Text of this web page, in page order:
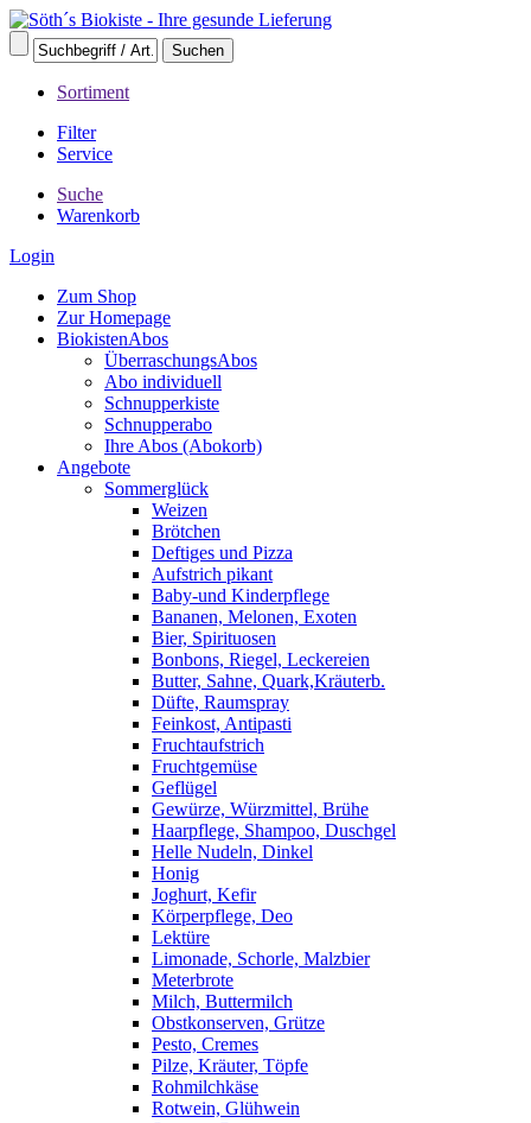
Sortiment
Filter
Service
Suche
Warenkorb
Login
Zum Shop
Zur Homepage
BiokistenAbos
ÜberraschungsAbos
Abo individuell
Schnupperkiste
Schnupperabo
Ihre Abos (Abokorb)
Angebote
Sommerglück
Weizen
Brötchen
Deftiges und Pizza
Aufstrich pikant
Baby-und Kinderpflege
Bananen, Melonen, Exoten
Bier, Spirituosen
Bonbons, Riegel, Leckereien
Butter, Sahne, Quark,Kräuterb.
Düfte, Raumspray
Feinkost, Antipasti
Fruchtaufstrich
Fruchtgemüse
Geflügel
Gewürze, Würzmittel, Brühe
Haarpflege, Shampoo, Duschgel
Helle Nudeln, Dinkel
Honig
Joghurt, Kefir
Körperpflege, Deo
Lektüre
Limonade, Schorle, Malzbier
Meterbrote
Milch, Buttermilch
Obstkonserven, Grütze
Pesto, Cremes
Pilze, Kräuter, Töpfe
Rohmilchkäse
Rotwein, Glühwein